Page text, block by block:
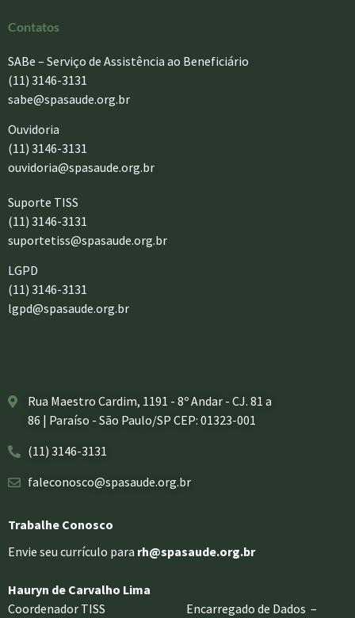
Contatos
SABe – Serviço de Assistência ao Beneficiário
(11) 3146-3131
sabe@spasaude.org.br
Ouvidoria
(11) 3146-3131
ouvidoria@spasaude.org.br
Suporte TISS
(11) 3146-3131
suportetiss@spasaude.org.br
LGPD
(11) 3146-3131
lgpd@spasaude.org.br
Rua Maestro Cardim, 1191 - 8º Andar - CJ. 81 a
86 | Paraíso - São Paulo/SP CEP: 01323-001
(11) 3146-3131
faleconosco@spasaude.org.br
Trabalhe Conosco
Envie seu currículo para rh@spasaude.org.br
Hauryn de Carvalho Lima
Coordenador TISS Encarregado de Dados –